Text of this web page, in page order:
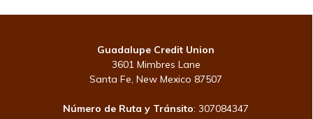
Guadalupe Credit Union
3601 Mimbres Lane
Santa Fe, New Mexico 87507
Número de Ruta y Tránsito: 307084347